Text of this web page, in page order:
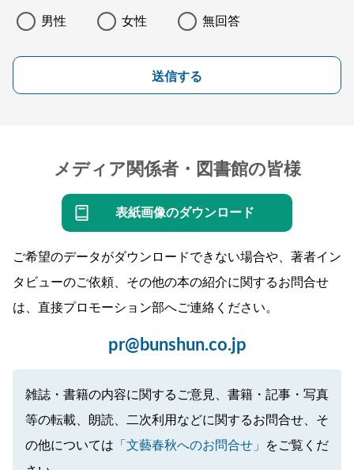
男性 女性 無回答
送信する
メディア関係者・図書館の皆様
表紙画像のダウンロード
ご希望のデータがダウンロードできない場合や、著者イン
タビューのご依頼、その他の本の紹介に関するお問合せ
は、直接プロモーション部へご連絡ください。
pr@bunshun.co.jp
雑誌・書籍の内容に関するご意見、書籍・記事・写真
等の転載、朗読、二次利用などに関するお問合せ、そ
の他については 「文藝春秋へのお問合せ」
をご覧くだ